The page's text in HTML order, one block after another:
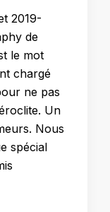
2019-
de
le mot
chargé
ne pas
Un
Nous
spécial